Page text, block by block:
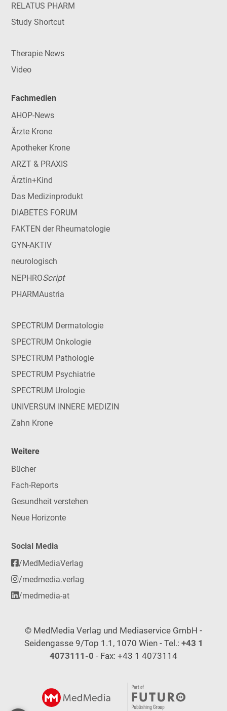
RELATUS PHARM
Study Shortcut
Therapie News
Video
Fachmedien
AHOP-News
Ärzte Krone
Apotheker Krone
ARZT & PRAXIS
Ärztin+Kind
Das Medizinprodukt
DIABETES FORUM
FAKTEN der Rheumatologie
GYN-AKTIV
neurologisch
NEPHROScript
PHARMAustria
SPECTRUM Dermatologie
SPECTRUM Onkologie
SPECTRUM Pathologie
SPECTRUM Psychiatrie
SPECTRUM Urologie
UNIVERSUM INNERE MEDIZIN
Zahn Krone
Weitere
Bücher
Fach-Reports
Gesundheit verstehen
Neue Horizonte
Social Media
/MedMediaVerlag
/medmedia.verlag
/medmedia-at
© MedMedia Verlag und Mediaservice GmbH -
Seidengasse 9/Top 1.1, 1070 Wien - Tel.: +43 1
4073111-0 - Fax: +43 1 4073114